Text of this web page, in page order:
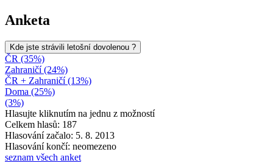
Anketa
Kde jste strávili letošní dovolenou ?
ČR (35%)
Zahraničí (24%)
ČR + Zahraničí (13%)
Doma (25%)
(3%)
Hlasujte kliknutím na jednu z možností
Celkem hlasů: 187
Hlasování začalo: 5. 8. 2013
Hlasování končí: neomezeno
seznam všech anket